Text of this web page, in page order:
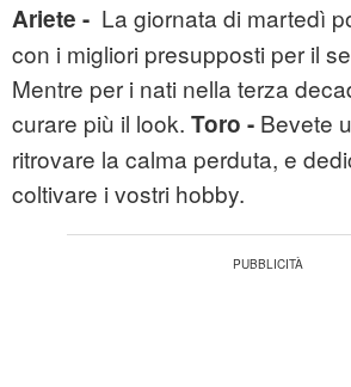
Ariete - La giornata di martedì
con i migliori presupposti per il
Mentre per i nati nella terza
curare più il look. Toro - Bevete
ritrovare la calma perduta, e
coltivare i vostri hobby.